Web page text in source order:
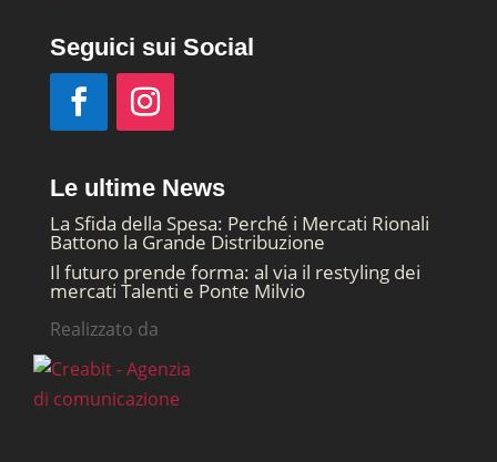
Seguici sui Social
Le ultime News
La Sfida della Spesa: Perché i Mercati Rionali
Battono la Grande Distribuzione
Il futuro prende forma: al via il restyling dei
mercati Talenti e Ponte Milvio
Realizzato da